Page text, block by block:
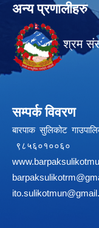
अन्य प्रणालीहरु
श्रम
सम्पर्क विवरण
बारपाक